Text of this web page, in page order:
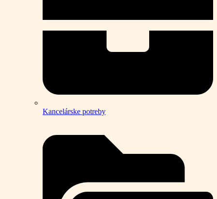
Kancelárske potreby